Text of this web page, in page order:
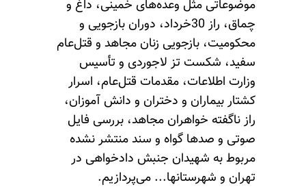
موضوعاتی مثل وعده‌های خمینی، داغ و
چماق، راز 30خرداد، دوران بازجویی و
محکومیت، بازجویی زنان مجاهد و قتل‌عام
سفید، شکست تز لاجوردی و تأسیس
وزارت اطلاعات، مقدمات قتل‌عام، اسرار
کشتار بیماران و دختران و دانش آموزان،
راز ناگفته‌ خواهران مجاهد، بررسی فایل
صوتی و صدها گواه و سند منتشر نشده
مربوط به شهیدان جنبش دادخواهی در
تهران و شهرستانها... می‌پردازیم.